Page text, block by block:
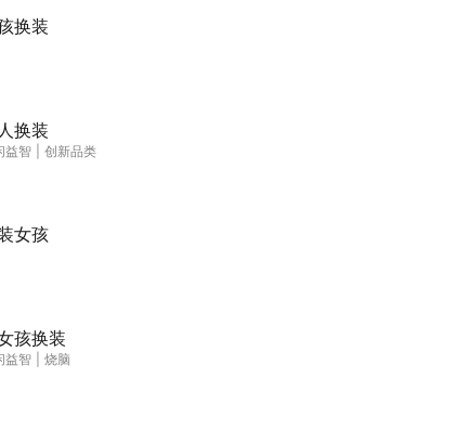
换装
换装
益智 创新品类
女孩
孩换装
益智 烧脑